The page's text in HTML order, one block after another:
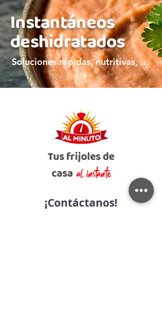
Instantáneos
deshidratados
Soluciones rápidas, nutritivas, y bien mexicanas
Tus frijoles de
casa al instante
¡Contáctanos!